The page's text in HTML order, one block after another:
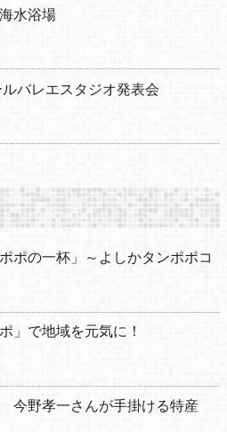
水浴場
バレエスタジオ発表会
ポの一杯」～よしかタンポポコ
」で地域を元気に！
今野孝一さんが手掛ける特産